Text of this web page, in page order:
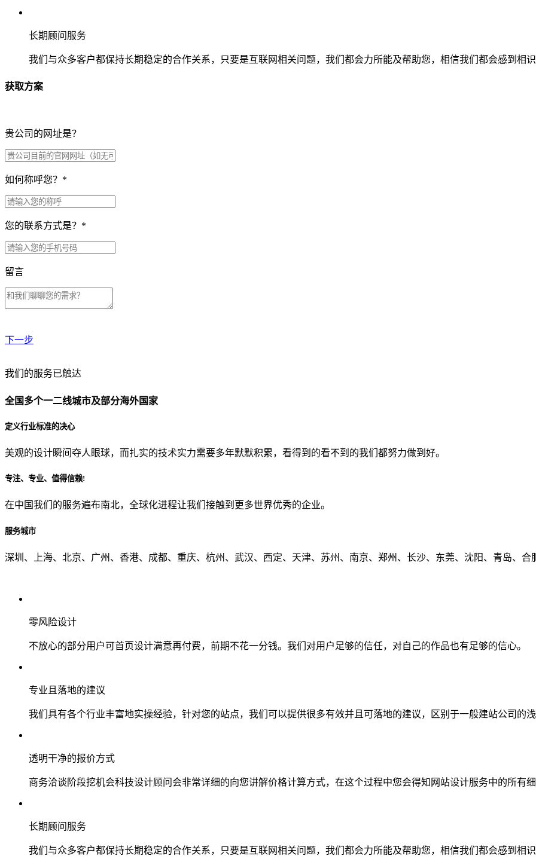
长期顾问服务
我们与众多客户都保持长期稳定的合作关系，只要是互联网相关问题，我们都会力所能及帮助您，相信我们都会感到相
获取方案
贵公司的网址是？
如何称呼您？ *
您的联系方式是？ *
留言
下一步
贵公司预算范围是？
贵公司的团队规模是？
从哪里了解到我们？
我们的服务已触达
全国多个一二线城市及部分海外国家
定义行业标准的决心
美观的设计瞬间夺人眼球，而扎实的技术实力需要多年默默积累，看得到的看不到的我们都努力做到好。
专注、专业、值得信赖!
在中国我们的服务遍布南北，全球化进程让我们接触到更多世界优秀的企业。
服务城市
深圳、上海、北京、广州、香港、成都、重庆、杭州、武汉、西定、天津、苏州、南京、郑州、长沙、东莞、沈阳、青岛、合
零风险设计
不放心的部分用户可首页设计满意再付费，前期不花一分钱。我们对用户足够的信任，对自己的作品也有足够的信心。
专业且落地的建议
我们具有各个行业丰富地实操经验，针对您的站点，我们可以提供很多有效并且可落地的建议，区别于一般建站公司的
透明干净的报价方式
商务洽谈阶段挖机会科技设计顾问会非常详细的向您讲解价格计算方式，在这个过程中您会得知网站设计服务中的所有
长期顾问服务
我们与众多客户都保持长期稳定的合作关系，只要是互联网相关问题，我们都会力所能及帮助您，相信我们都会感到相